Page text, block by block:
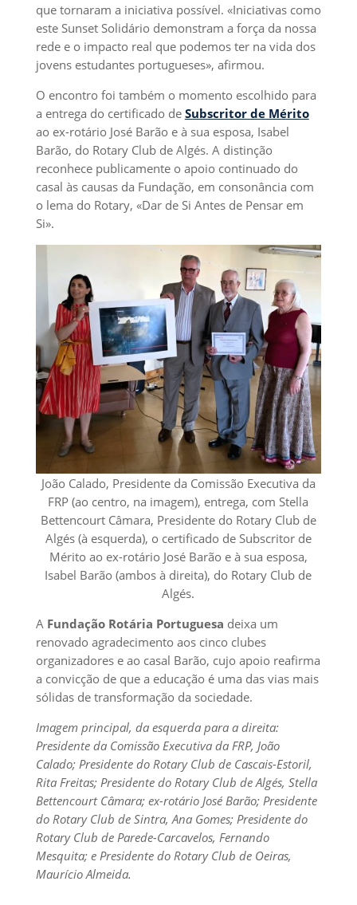
que tornaram a iniciativa possível. «Iniciativas como
este Sunset Solidário demonstram a força da nossa
rede e o impacto real que podemos ter na vida dos
jovens estudantes portugueses», afirmou.
O encontro foi também o momento escolhido para
a entrega do certificado de Subscritor de Mérito
ao ex-rotário José Barão e à sua esposa, Isabel
Barão, do Rotary Club de Algés. A distinção
reconhece publicamente o apoio continuado do
casal às causas da Fundação, em consonância com
o lema do Rotary, «Dar de Si Antes de Pensar em
Si».
João Calado, Presidente da Comissão Executiva da
FRP (ao centro, na imagem), entrega, com Stella
Bettencourt Câmara, Presidente do Rotary Club de
Algés (à esquerda), o certificado de Subscritor de
Mérito ao ex-rotário José Barão e à sua esposa,
Isabel Barão (ambos à direita), do Rotary Club de
Algés.
A Fundação Rotária Portuguesa deixa um
renovado agradecimento aos cinco clubes
organizadores e ao casal Barão, cujo apoio reafirma
a convicção de que a educação é uma das vias mais
sólidas de transformação da sociedade.
Imagem principal, da esquerda para a direita:
Presidente da Comissão Executiva da FRP, João
Calado; Presidente do Rotary Club de Cascais-Estoril,
Rita Freitas; Presidente do Rotary Club de Algés, Stella
Bettencourt Câmara; ex-rotário José Barão; Presidente
do Rotary Club de Sintra, Ana Gomes; Presidente do
Rotary Club de Parede-Carcavelos, Fernando
Mesquita; e Presidente do Rotary Club de Oeiras,
Maurício Almeida.